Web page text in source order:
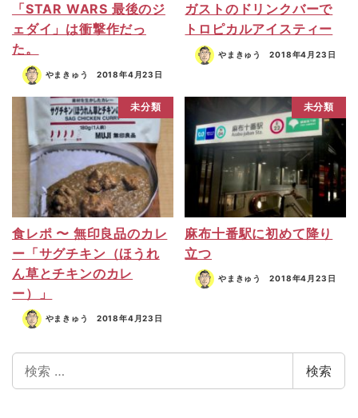
「STAR WARS 最後のジ
ェダイ」は衝撃作だっ
た。
やまきゅう 2018年4月23日
ガストのドリンクバーで
トロピカルアイスティー
やまきゅう 2018年4月23日
未分類
食レポ 〜 無印良品のカレ
ー「サグチキン（ほうれ
ん草とチキンのカレ
ー）」
やまきゅう 2018年4月23日
未分類
麻布十番駅に初めて降り
立つ
やまきゅう 2018年4月23日
検索